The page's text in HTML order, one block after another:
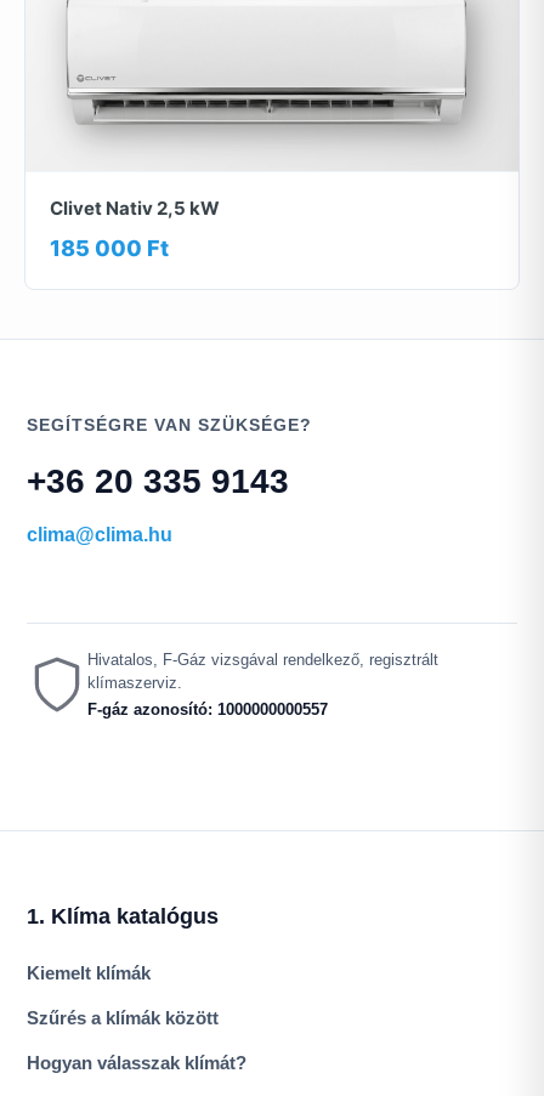
Clivet Nativ 2,5 kW
185 000 Ft
SEGÍTSÉGRE VAN SZÜKSÉGE?
+36 20 335 9143
clima@clima.hu
Hivatalos, F-Gáz vizsgával rendelkező, regisztrált
klímaszerviz.
F-gáz azonosító: 1000000000557
1. Klíma katalógus
Kiemelt klímák
Szűrés a klímák között
Hogyan válasszak klímát?